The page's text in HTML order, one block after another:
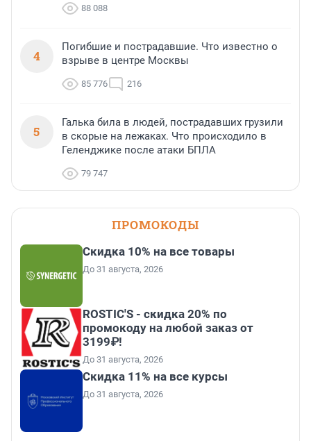
88 088
4
Погибшие и пострадавшие. Что известно о
взрыве в центре Москвы
85 776 216
5
Галька била в людей, пострадавших грузили
в скорые на лежаках. Что происходило в
Геленджике после атаки БПЛА
79 747
ПРОМОКОДЫ
Скидка 10% на все товары
До 31 августа, 2026
ROSTIC'S - скидка 20% по
промокоду на любой заказ от
3199₽!
До 31 августа, 2026
Скидка 11% на все курсы
До 31 августа, 2026